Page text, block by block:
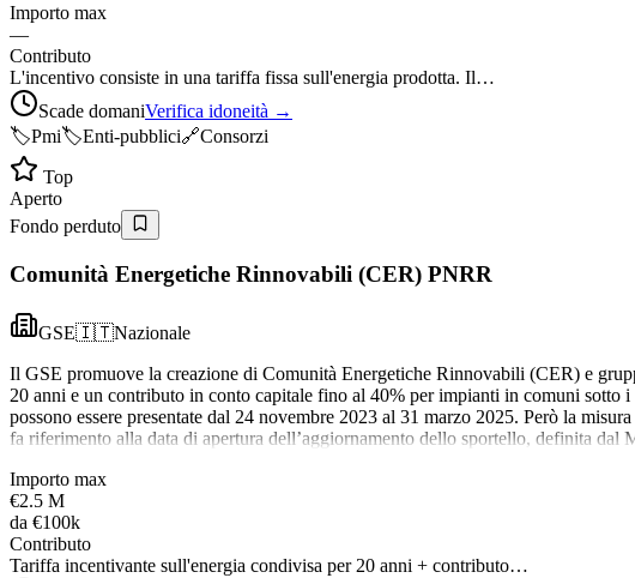
Importo max
—
Contributo
L'incentivo consiste in una tariffa fissa sull'energia prodotta. Il…
Scade domaniVerifica idoneità →
🏷️Pmi🏷️Enti-pubblici🔗Consorzi
Top
Aperto
Fondo perduto
Comunità Energetiche Rinnovabili (CER) PNRR
GSE🇮🇹Nazionale
Il GSE promuove la creazione di Comunità Energetiche Rinnovabili (CER) e
20 anni e un contributo in conto capitale fino al 40% per impianti in comuni sotto
possono essere presentate dal 24 novembre 2023 al 31 marzo 2025. Però la
fa riferimento alla data di apertura dell’aggiornamento dello sportello, definita
Importo max
€2.5 M
da €100k
Contributo
Tariffa incentivante sull'energia condivisa per 20 anni + contributo…